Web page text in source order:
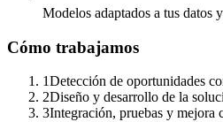
Modelos adaptados a tus datos
Cómo trabajamos
1Detección de oportunidades
2Diseño y desarrollo de la
3Integración, pruebas y mejora